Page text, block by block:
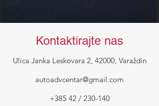
Kontaktirajte nas
Ulica Janka Leskovara 2, 42000, Varaždin
autoadvcentar@gmail.com
+385 42 / 230-140